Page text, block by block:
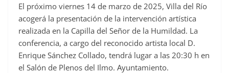
c
e
o
o
El próximo viernes 14 de marzo de 2025, Villa del Río
acogerá la presentación de la intervención artística
realizada en la Capilla del Señor de la Humildad. La
conferencia, a cargo del reconocido artista local D.
Enrique Sánchez Collado, tendrá lugar a las 20:30 h en
el Salón de Plenos del Ilmo. Ayuntamiento.